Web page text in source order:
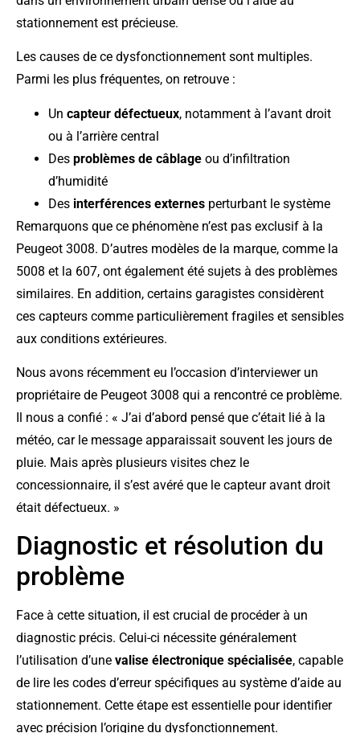
stationnement est précieuse.
Les causes de ce dysfonctionnement sont multiples.
Parmi les plus fréquentes, on retrouve :
Un capteur défectueux, notamment à l’avant droit
ou à l’arrière central
Des problèmes de câblage ou d’infiltration
d’humidité
Des interférences externes perturbant le système
Remarquons que ce phénomène n’est pas exclusif à la
Peugeot 3008. D’autres modèles de la marque, comme la
5008 et la 607, ont également été sujets à des problèmes
similaires. En addition, certains garagistes considèrent
ces capteurs comme particulièrement fragiles et sensibles
aux conditions extérieures.
Nous avons récemment eu l’occasion d’interviewer un
propriétaire de Peugeot 3008 qui a rencontré ce problème.
Il nous a confié : « J’ai d’abord pensé que c’était lié à la
météo, car le message apparaissait souvent les jours de
pluie. Mais après plusieurs visites chez le
concessionnaire, il s’est avéré que le capteur avant droit
était défectueux. »
Diagnostic et résolution du
problème
Face à cette situation, il est crucial de procéder à un
diagnostic précis. Celui-ci nécessite généralement
l’utilisation d’une valise électronique spécialisée, capable
de lire les codes d’erreur spécifiques au système d’aide au
stationnement. Cette étape est essentielle pour identifier
avec précision l’origine du dysfonctionnement.